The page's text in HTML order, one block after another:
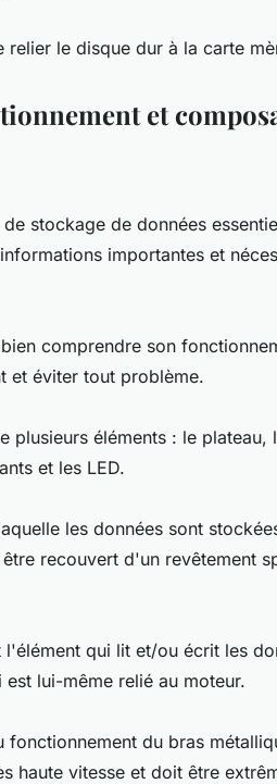
le disque dur à la carte
et
stockage de données
importantes et
comprendre son
et éviter tout problème.
plusieurs éléments : le
et les LED.
les données sont
recouvert d'un revêtement
qui lit et/ou écrit les
lui-même relié au moteur.
fonctionnement du bras
haute vitesse et doit être